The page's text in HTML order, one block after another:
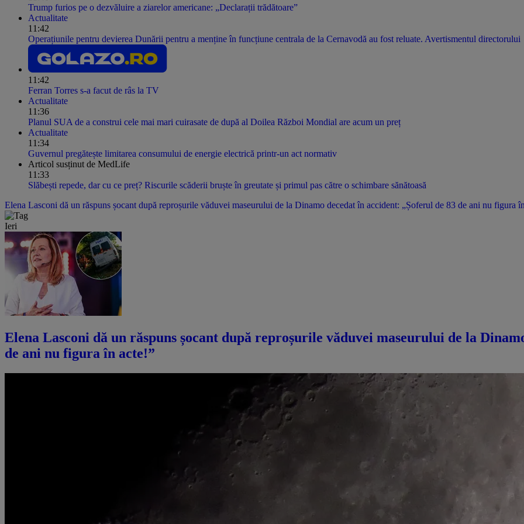
Trump furios pe o dezvăluire a ziarelor americane: „Declarații trădătoare”
Actualitate
11:42
Operațiunile pentru devierea Dunării pentru a menține în funcțiune centrala de la Cernavodă au fost reluate. Avertismentul directorului
11:42
Ferran Torres s-a facut de râs la TV
Actualitate
11:36
Planul SUA de a construi cele mai mari cuirasate de după al Doilea Război Mondial are acum un preț
Actualitate
11:34
Guvernul pregătește limitarea consumului de energie electrică printr-un act normativ
Articol susținut de MedLife
11:33
Slăbești repede, dar cu ce preț? Riscurile scăderii bruște în greutate și primul pas către o schimbare sănătoasă
Elena Lasconi dă un răspuns șocant după reproșurile văduvei maseurului de la Dinamo decedat în accident: „Șoferul de 83 de ani nu figura
Ieri
Elena Lasconi dă un răspuns șocant după reproșurile văduvei maseurului de la
de ani nu figura în acte!”